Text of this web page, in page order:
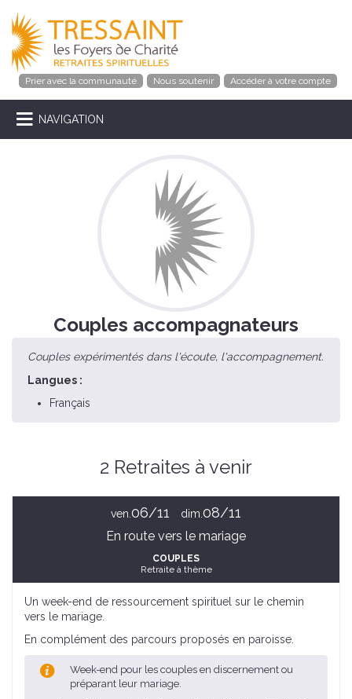
Prier avec la communauté Nous soutenir Accéder à votre compte
NAVIGATION
Couples accompagnateurs
Couples expérimentés dans l'écoute, l'accompagnement.
Langues :
Français
2 Retraites à venir
ven. 06/11 dim. 08/11
En route vers le mariage
COUPLES
Retraite à thème
Un week-end de ressourcement spirituel sur le chemin
vers le mariage.
En complément des parcours proposés en paroisse.
Week-end pour les couples en discernement ou
préparant leur mariage.